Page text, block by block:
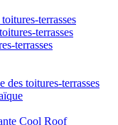
terrasses
terrasses
terrasses
des toitures-terrasses
Cool Roof